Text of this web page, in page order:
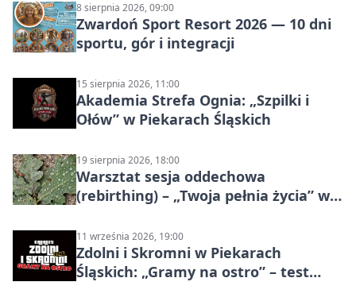
8 sierpnia 2026, 09:00
Zwardoń Sport Resort 2026 — 10 dni
sportu, gór i integracji
15 sierpnia 2026, 11:00
Akademia Strefa Ognia: „Szpilki i
Ołów” w Piekarach Śląskich
19 sierpnia 2026, 18:00
Warsztat sesja oddechowa
(rebirthing) – „Twoja pełnia życia” w
11 września 2026, 19:00
Zdolni i Skromni w Piekarach
Śląskich: „Gramy na ostro” – test